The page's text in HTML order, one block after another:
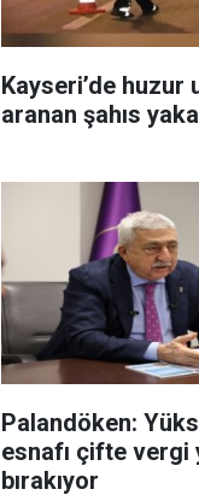
Kayseri’de huzur
aranan şahıs
Palandöken:
esnafı çifte vergi
bırakıyor